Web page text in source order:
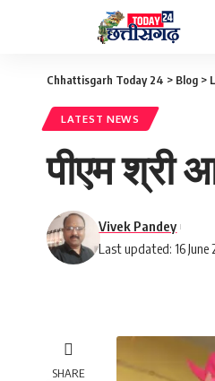
Chhattisgarh Today 24 > Blog >
LATEST NEWS
पीएम श्री
Last updated: 16 June
Vivek Pandey
SHARE